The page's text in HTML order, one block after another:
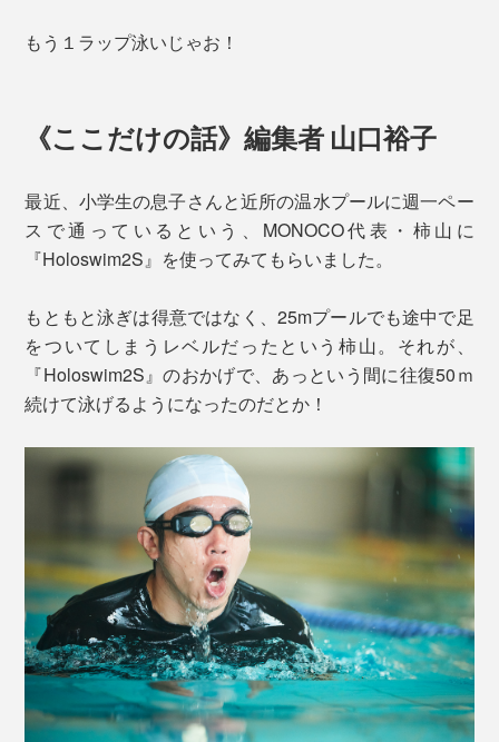
もう１ラップ泳いじゃお！
《ここだけの話》編集者 山口裕子
最近、小学生の息子さんと近所の温水プールに週一ペー
スで通っているという、MONOCO代表・柿山に
『Holoswim2S』を使ってみてもらいました。
もともと泳ぎは得意ではなく、25mプールでも途中で足
をついてしまうレベルだったという柿山。それが、
『Holoswim2S』のおかげで、あっという間に往復50ｍ
続けて泳げるようになったのだとか！